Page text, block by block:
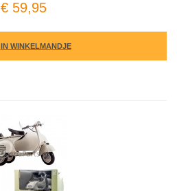
€ 59,95
IN WINKELMANDJE